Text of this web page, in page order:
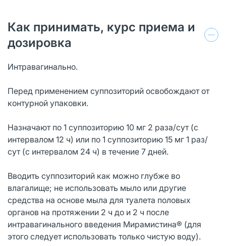
Как принимать, курс приема и
дозировка
Интравагинально.
Перед применением суппозиторий освобождают от
контурной упаковки.
Назначают по 1 суппозиторию 10 мг 2 раза/сут (с
интервалом 12 ч) или по 1 суппозиторию 15 мг 1 раз/
сут (с интервалом 24 ч) в течение 7 дней.
Вводить суппозиторий как можно глубже во
влагалище; не использовать мыло или другие
средства на основе мыла для туалета половых
органов на протяжении 2 ч до и 2 ч после
интравагинального введения Мирамистина® (для
этого следует использовать только чистую воду).